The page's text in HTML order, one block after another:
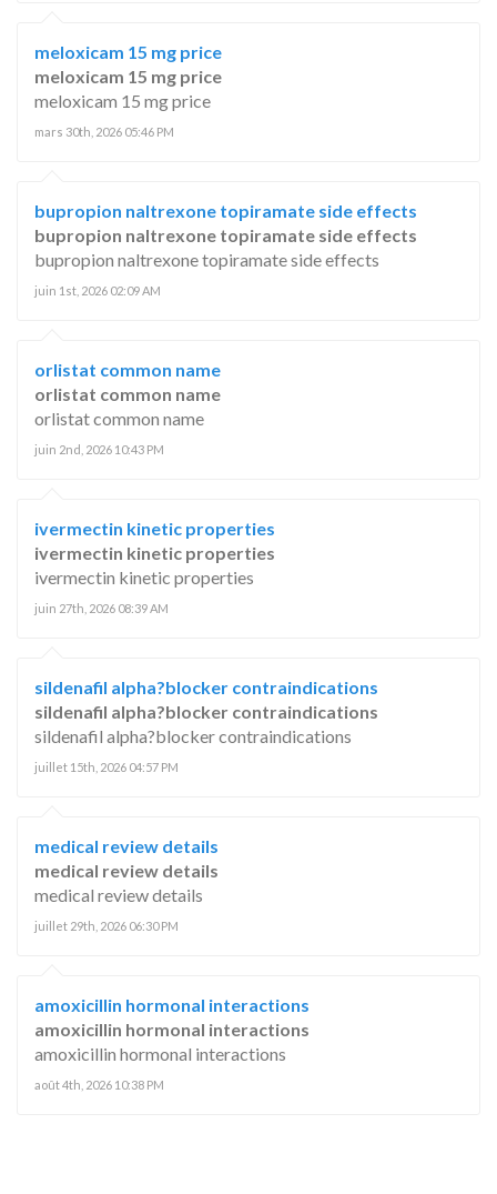
meloxicam 15 mg price
meloxicam 15 mg price
meloxicam 15 mg price
mars 30th, 2026 05:46 PM
bupropion naltrexone topiramate side effects
bupropion naltrexone topiramate side effects
bupropion naltrexone topiramate side effects
juin 1st, 2026 02:09 AM
orlistat common name
orlistat common name
orlistat common name
juin 2nd, 2026 10:43 PM
ivermectin kinetic properties
ivermectin kinetic properties
ivermectin kinetic properties
juin 27th, 2026 08:39 AM
sildenafil alpha?blocker contraindications
sildenafil alpha?blocker contraindications
sildenafil alpha?blocker contraindications
juillet 15th, 2026 04:57 PM
medical review details
medical review details
medical review details
juillet 29th, 2026 06:30 PM
amoxicillin hormonal interactions
amoxicillin hormonal interactions
amoxicillin hormonal interactions
août 4th, 2026 10:38 PM